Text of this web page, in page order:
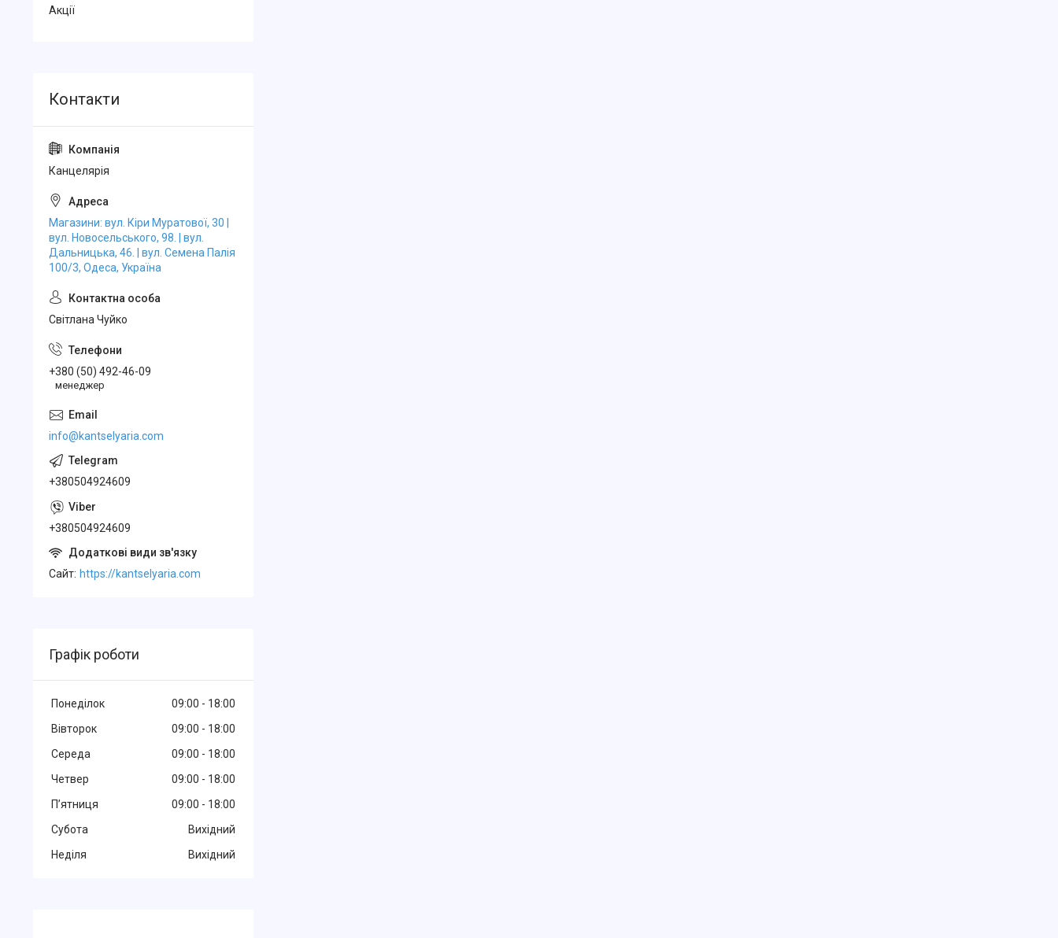
Акції
Канцелярiя
Магазини: вул. Кіри Муратової, 30 |
вул. Новосельського, 98. | вул.
Дальницька, 46. | вул. Семена Палія
100/3, Одеса, Україна
Свiтлана Чуйко
+380 (50) 492-46-09
менеджер
info@kantselyaria.com
+380504924609
+380504924609
Cайт https://kantselyaria.com
Графік роботи
Понеділок 09:00
18:00
Вівторок
09:00
18:00
Середа
09:00
18:00
Четвер
09:00
18:00
Пʼятниця
09:00
18:00
Субота
Вихідний
Неділя
Вихідний